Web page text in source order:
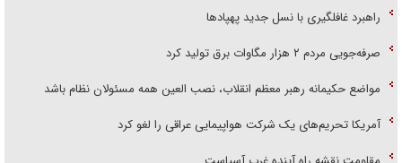
راهبرد غافلگیری با نسل جدید پهپاد‌ها
صرفه‌جویی مردم ۲ هزار مگاوات برق تولید کرد
مواضع حکیمانه رهبر معظم انقلاب، نصب العین همه مسئولان نظام باشد
آمریکا تحریم‌های یک شرکت هواپیمایی عراقی را لغو کرد